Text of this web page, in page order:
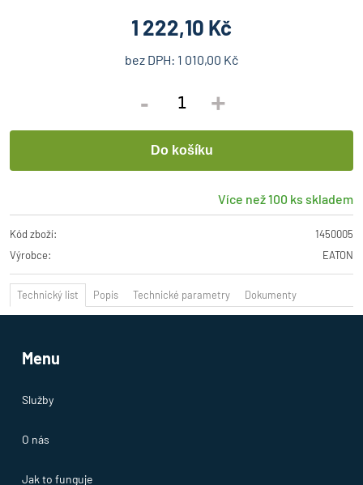
1 222,10 Kč
bez DPH: 1 010,00 Kč
- +
Více než 100 ks skladem
Kód zboží:
1450005
Výrobce:
EATON
Technický list Popis Technické parametry Dokumenty
Menu
Služby
O nás
Jak to funguje